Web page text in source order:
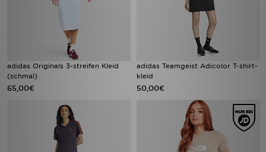
adidas Originals 3-streifen Kleid
(schmal)
65,00€
adidas Teamgeist Adicolor T-shirt-
kleid
50,00€